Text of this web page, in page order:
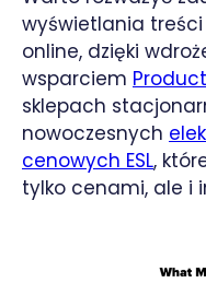
wyświetlania
online, dzięki
wsparciem
sklepach
nowoczesnych
cenowych ESL,
tylko cenami, ale i